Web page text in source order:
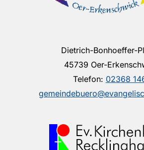
Dietrich-Bonhoeffer-
45739 Oer-
Telefon: 02368